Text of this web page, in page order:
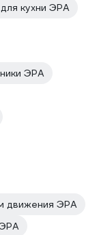
кухни ЭРА
ЭРА
движения ЭРА